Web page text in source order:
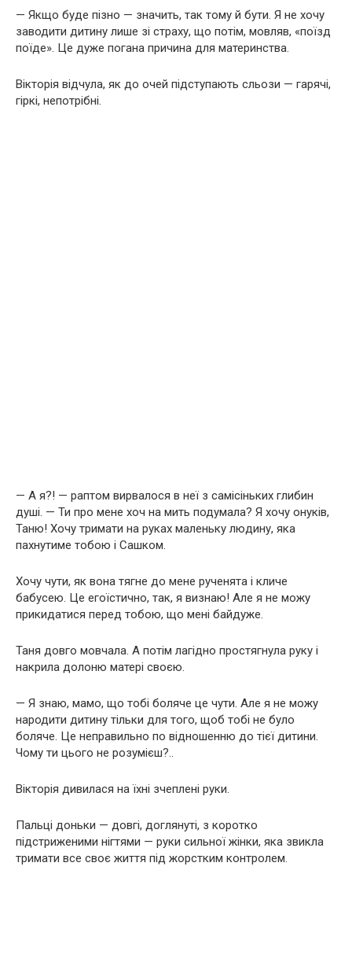
— Якщо буде пізно — значить, так тому й бути. Я не хочу
заводити дитину лише зі страху, що потім, мовляв, «поїзд
поїде». Це дуже погана причина для материнства.
Вікторія відчула, як до очей підступають сльози — гарячі,
гіркі, непотрібні.
— А я?! — раптом вирвалося в неї з самісіньких глибин
душі. — Ти про мене хоч на мить подумала? Я хочу онуків,
Таню! Хочу тримати на руках маленьку людину, яка
пахнутиме тобою і Сашком.
Хочу чути, як вона тягне до мене рученята і кличе
бабусею. Це егоїстично, так, я визнаю! Але я не можу
прикидатися перед тобою, що мені байдуже.
Таня довго мовчала. А потім лагідно простягнула руку і
накрила долоню матері своєю.
— Я знаю, мамо, що тобі боляче це чути. Але я не можу
народити дитину тільки для того, щоб тобі не було
боляче. Це неправильно по відношенню до тієї дитини.
Чому ти цього не розумієш?..
Вікторія дивилася на їхні зчеплені руки.
Пальці доньки — довгі, доглянуті, з коротко
підстриженими нігтями — руки сильної жінки, яка звикла
тримати все своє життя під жорстким контролем.